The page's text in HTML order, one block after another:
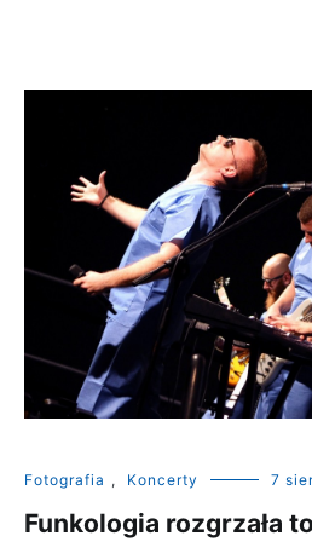
Fotografia , Koncerty 7
Funkologia rozgrzała